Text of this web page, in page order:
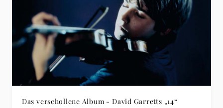
Das verschollene Album - David Garretts „14“